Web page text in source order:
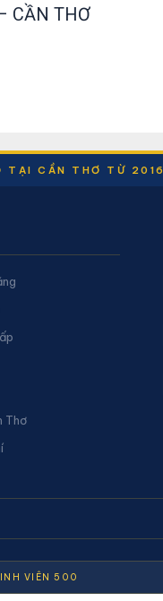
CẦN THƠ
TẠI CẦN THƠ TỪ 2016
Thơ
VIÊN 500